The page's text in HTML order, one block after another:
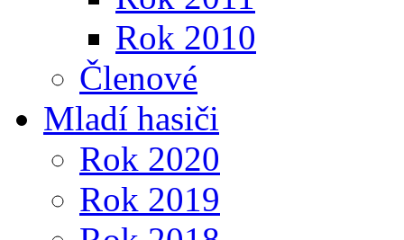
Rok 2010
Členové
Mladí hasiči
Rok 2020
Rok 2019